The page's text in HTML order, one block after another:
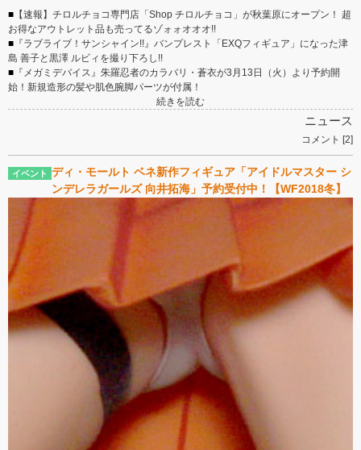
■ 【速報】チロルチョコ専門店「Shop チロルチョコ」が秋葉原にオープン！ 超
お得なアウトレット品も売ってるゾォォオオオ!!
■ 『ラブライブ！サンシャイン!!』バンプレスト「EXQフィギュア」になった津
島 善子と黒澤 ルビィを撮り下ろし!!
■ 『メガミデバイス』朱羅忍者のカラバリ・蒼衣が3月13日（火）より予約開
始！新規造形の髪や肌色腕脚パーツが付属！
続きを読む
ニュース
コメント [2]
ディ・モールト ベネ新作フィギュア「アイドルマスター シ
ンデレラガールズ 向井拓海」予約受付中！【WF2018冬】